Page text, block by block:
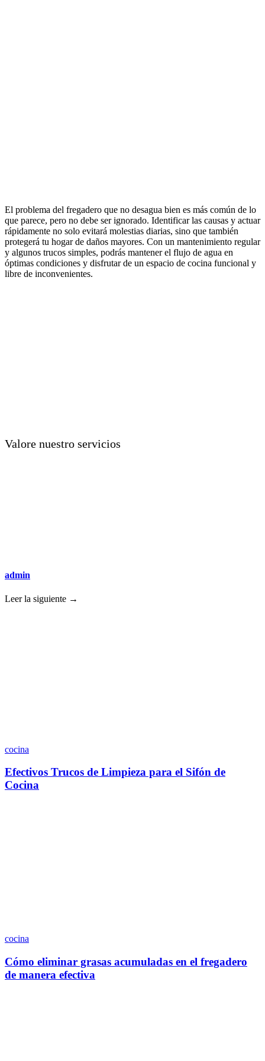
El problema del fregadero que no desagua bien es más común de lo
que parece, pero no debe ser ignorado. Identificar las causas y actuar
rápidamente no solo evitará molestias diarias, sino que también
protegerá tu hogar de daños mayores. Con un mantenimiento regular
y algunos trucos simples, podrás mantener el flujo de agua en
óptimas condiciones y disfrutar de un espacio de cocina funcional y
libre de inconvenientes.
Valore nuestro servicios
admin
Leer la siguiente →
cocina
Efectivos Trucos de Limpieza para el Sifón de
Cocina
cocina
Cómo eliminar grasas acumuladas en el fregadero
de manera efectiva